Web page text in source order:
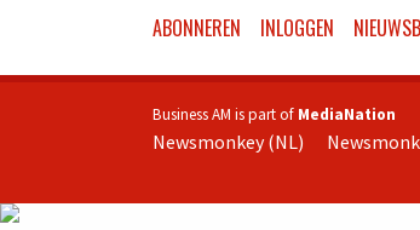
ABONNEREN INLOGGEN
Business AM is part of MediaNation
Newsmonkey (NL)